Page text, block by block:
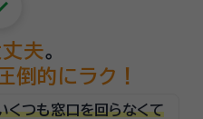
夫。
倒的にラク！
くつも窓口を回らなくて